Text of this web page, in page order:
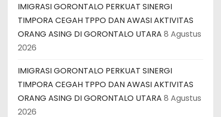
i
p
s
IMIGRASI GORONTALO PERKUAT SINERGI
TIMPORA CEGAH TPPO DAN AWASI AKTIVITAS
ORANG ASING DI GORONTALO UTARA 8 Agustus
2026
IMIGRASI GORONTALO PERKUAT SINERGI
TIMPORA CEGAH TPPO DAN AWASI AKTIVITAS
ORANG ASING DI GORONTALO UTARA 8 Agustus
2026